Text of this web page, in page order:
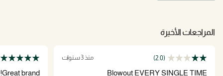
المراجعات الأخيرة
(2.0) منذ 3 سنوات
Blowout EVERY SINGLE TIME
Great brand!